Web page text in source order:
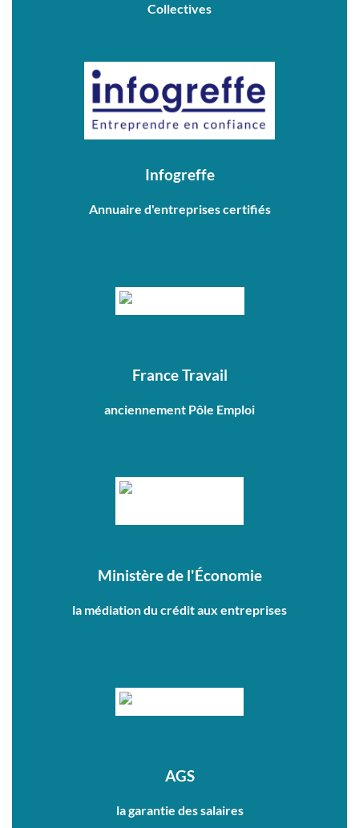
Collectives
Infogreffe
Annuaire d'entreprises certifiés
France Travail
anciennement Pôle Emploi
Ministère de l'Économie
la médiation du crédit aux entreprises
AGS
la garantie des salaires